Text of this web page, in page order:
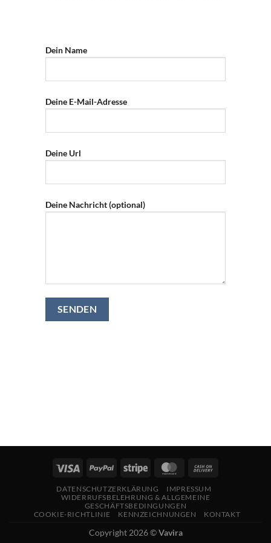
Dein Name
Deine E-Mail-Adresse
Deine Url
Deine Nachricht (optional)
DATENSCHUTZERKLÄRUNG
IMPRESSUM
WIDERRUFSBELEHRUNG & ALLGEMEINE
GESCHÄFTSBEDINGUNGEN
COOKIE-RICHTLINIE
KENNZEICHNUNGEN KONTAKT
Copyright 2026 ©Vavira